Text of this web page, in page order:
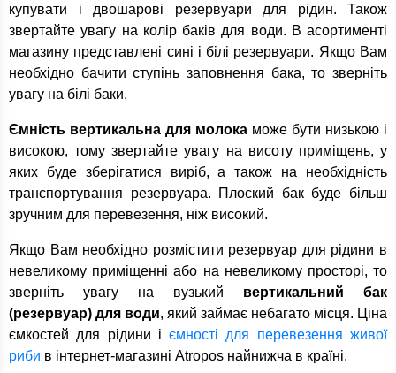
купувати і двошарові резервуари для рідин. Також
звертайте увагу на колір баків для води. В асортименті
магазину представлені сині і білі резервуари. Якщо Вам
необхідно бачити ступінь заповнення бака, то зверніть
увагу на білі баки.
Ємність вертикальна для молока може бути низькою і
високою, тому звертайте увагу на висоту приміщень, у
яких буде зберігатися виріб, а також на необхідність
транспортування резервуара. Плоский бак буде більш
зручним для перевезення, ніж високий.
Якщо Вам необхідно розмістити резервуар для рідини в
невеликому приміщенні або на невеликому просторі, то
зверніть увагу на вузький вертикальний бак
(резервуар) для води, який займає небагато місця. Ціна
ємкостей для рідини іємності для перевезення живої
риби в інтернет-магазині Atropos найнижча в країні.